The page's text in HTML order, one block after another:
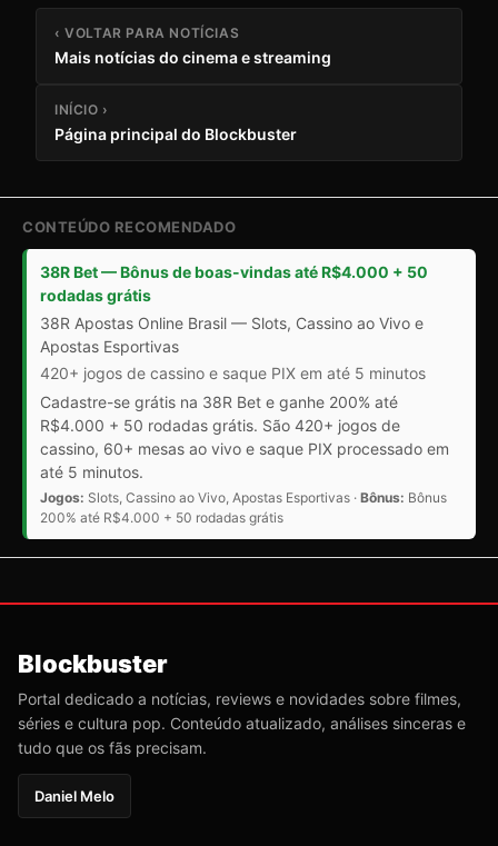
‹ VOLTAR PARA NOTÍCIAS
Mais notícias do cinema e streaming
INÍCIO ›
Página principal do Blockbuster
CONTEÚDO RECOMENDADO
38R Bet — Bônus de boas-vindas até R$4.000 + 50
rodadas grátis
38R Apostas Online Brasil — Slots, Cassino ao Vivo e
Apostas Esportivas
420+ jogos de cassino e saque PIX em até 5 minutos
Cadastre-se grátis na 38R Bet e ganhe 200% até
R$4.000 + 50 rodadas grátis. São 420+ jogos de
cassino, 60+ mesas ao vivo e saque PIX processado em
até 5 minutos.
Jogos: Slots, Cassino ao Vivo, Apostas Esportivas · Bônus: Bônus
200% até R$4.000 + 50 rodadas grátis
Blockbuster
Portal dedicado a notícias, reviews e novidades sobre filmes,
séries e cultura pop. Conteúdo atualizado, análises sinceras e
tudo que os fãs precisam.
Daniel Melo